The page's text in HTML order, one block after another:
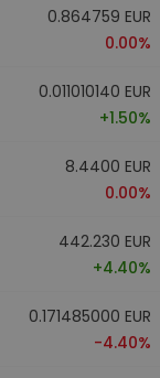
0.864759 EUR
0.00%
0.011010140 EUR
+1.50%
8.4400 EUR
0.00%
442.230 EUR
+4.40%
0.171485000 EUR
-4.40%